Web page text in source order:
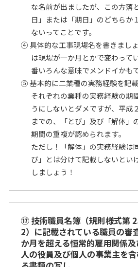
な名前が出ましたが、この方落
日」または「期日」のどちらか
ないってことです。
④ 具体的な工事現場名を書きまし
は現場が一か月とかで変わって
番いろんな意味でメンドイかも
⑤ 基本的に二業種の実務経験を記載
それぞれの業種の実務経験の期
うにしないとダメですが、平成
までの、「とび」及び「解体」
期間の重複が認められます。
ただし！「解体」の実務経験は
び」とは分けて記載しないとい
しましょう！
⑰ 技術職員名簿（規則様式第
2）に記載されている職員の審
か月を超える恒常的雇用関係
人の役員及び個人の事業主を